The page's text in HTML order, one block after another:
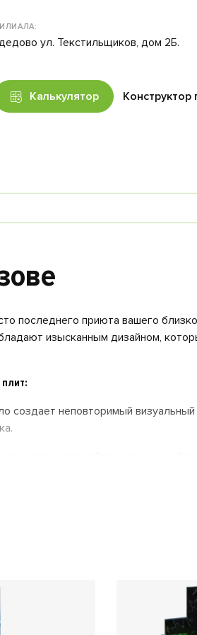
ул. Текстильщиков, дом 2Б.
Калькулятор Конструктор
последнего приюта вашего
изысканным дизайном,
создает неповторимый
а значит, ваш памятник
нанесения любой фотопечати
воздействия ультрафиолета,